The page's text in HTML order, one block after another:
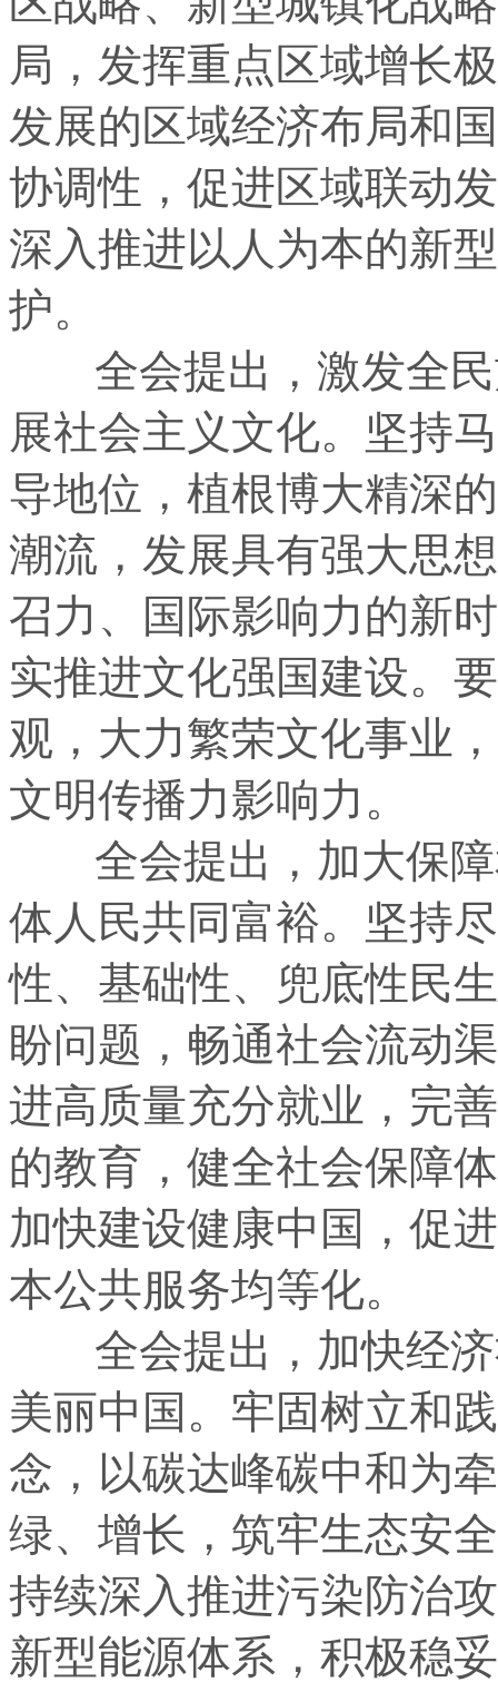
局，发挥重点区域增长
发展的区域经济布局和
协调性，促进区域联动
深入推进以人为本的新
护。
全会提出，激发全民
展社会主义文化。坚持
导地位，植根博大精深
潮流，发展具有强大思
召力、国际影响力的新
实推进文化强国建设。
观，大力繁荣文化事业
文明传播力影响力。
全会提出，加大保障
体人民共同富裕。坚持
性、基础性、兜底性民
盼问题，畅通社会流动
进高质量充分就业，完
的教育，健全社会保障
加快建设健康中国，促
本公共服务均等化。
全会提出，加快经济
美丽中国。牢固树立和
念，以碳达峰碳中和为
绿、增长，筑牢生态安
持续深入推进污染防治
新型能源体系，积极稳